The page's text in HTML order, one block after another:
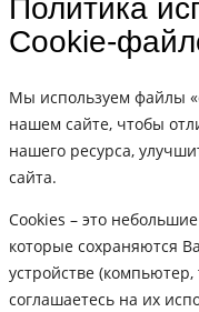
Политика
Cookie-
Мы используем файлы
нашем сайте, чтобы
нашего ресурса,
сайта.
Cookies – это
которые сохраняются
устройстве
соглашаетесь на их